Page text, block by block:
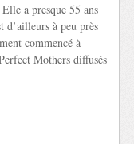
a presque 55 ans
d’ailleurs à peu près
commencé à
Mothers diffusés